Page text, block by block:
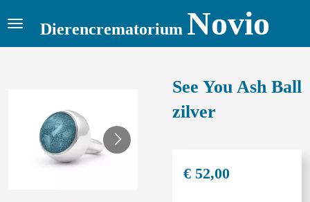
Ga
Dierencrematorium Novio
See You Ash Ball
zilver
€ 52,00